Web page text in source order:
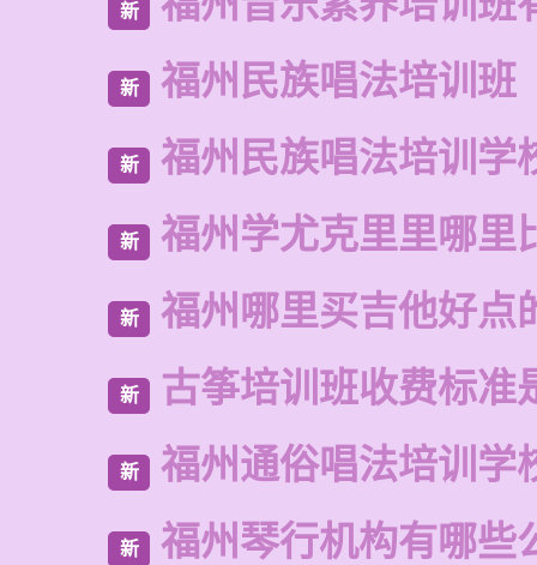
新
新 福州民族唱法培训班
新 福州民族唱法培训学
新 福州学尤克里里哪里
新 福州哪里买吉他好点
新 古筝培训班收费标准
新 福州通俗唱法培训学
新 福州琴行机构有哪些